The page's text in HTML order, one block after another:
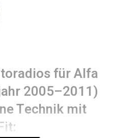
für Alfa
2005–2011)
Technik mit